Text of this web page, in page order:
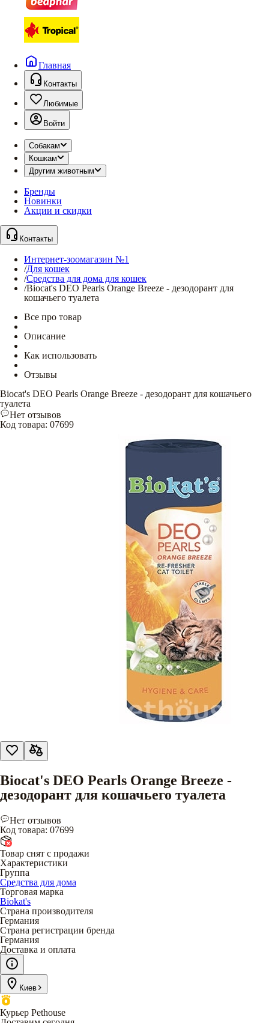
Главная
Контакты
Любимые
Войти
Собакам
Кошкам
Другим животным
Бренды
Новинки
Акции и скидки
Контакты
Интернет-зоомагазин №1
/Для кошек
/Средства для дома для кошек
/Biocat's DEO Pearls Orange Breeze - дезодорант для
кошачьего туалета
Все про товар
Описание
Как использовать
Отзывы
Biocat's DEO Pearls Orange Breeze - дезодорант для кошачьего
туалета
Нет отзывов
Код товара: 07699
Biocat's DEO Pearls Orange Breeze -
дезодорант для кошачьего туалета
Нет отзывов
Код товара: 07699
Товар снят с продажи
Характеристики
Группа
Средства для дома
Торговая марка
Biokat's
Страна производителя
Германия
Страна регистрации бренда
Германия
Доставка и оплата
Киев
Курьер Pethouse